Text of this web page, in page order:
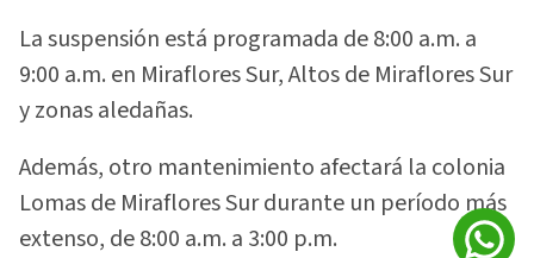
La suspensión está programada de 8:00 a.m. a
9:00 a.m. en Miraflores Sur, Altos de Miraflores Sur
y zonas aledañas.
Además, otro mantenimiento afectará la colonia
Lomas de Miraflores Sur durante un período más
extenso, de 8:00 a.m. a 3:00 p.m.